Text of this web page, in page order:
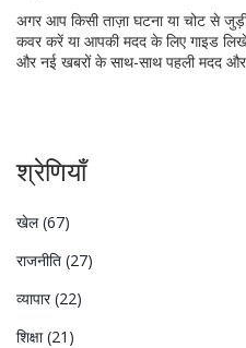
अगर आप किसी ताज़ा घटना या चोट से
कवर करें या आपकी मदद के लिए गाइड
और नई खबरों के साथ-साथ पहली मदद और
श्रेणियाँ
खेल(67)
राजनीति (27)
व्यापार(22)
शिक्षा(21)